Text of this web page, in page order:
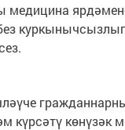
медицина
күрсәтү көнүзәк